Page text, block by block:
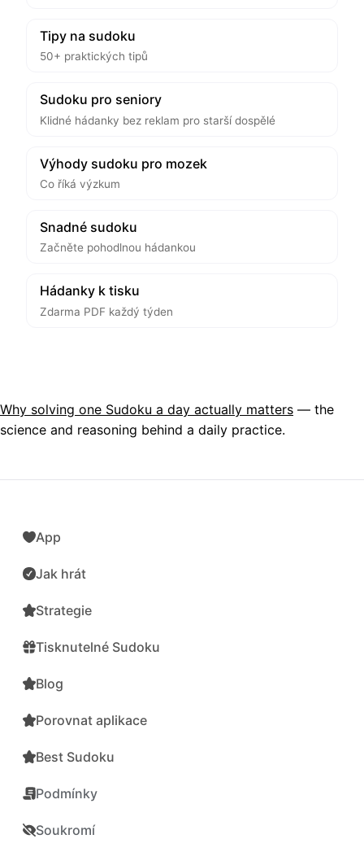
Tipy na sudoku
50+ praktických tipů
Sudoku pro seniory
Klidné hádanky bez reklam pro starší dospělé
Výhody sudoku pro mozek
Co říká výzkum
Snadné sudoku
Začněte pohodlnou hádankou
Hádanky k tisku
Zdarma PDF každý týden
Why solving one Sudoku a day actually matters — the
science and reasoning behind a daily practice.
App
Jak hrát
Strategie
Tisknutelné Sudoku
Blog
Porovnat aplikace
Best Sudoku
Podmínky
Soukromí